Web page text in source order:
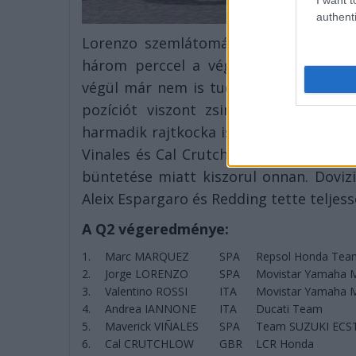
Lorenzo szemlátomást nem adta fel
három perccel a vége előtt hét
végül már nem is tudott javítani, így
pozíciót viszont zsinórban
harmadik rajtkocka is maradt Rossié,
Vinales és Cal Crutchlow kvalifikálta
büntetése miatt kiszorul onnan.
Aleix Espargaro és Redding tette
A Q2 végeredménye:
1. Marc MARQUEZ SPA Repsol Honda
2.
Jorge LORENZO SPA Movistar Yamaha
3.
Valentino ROSSI ITA Movistar Yamaha
4.
Andrea IANNONE ITA Ducati Team
5.
Maverick VIÑALES SPA Team SUZUKI
6.
Cal CRUTCHLOW GBR LCR Honda